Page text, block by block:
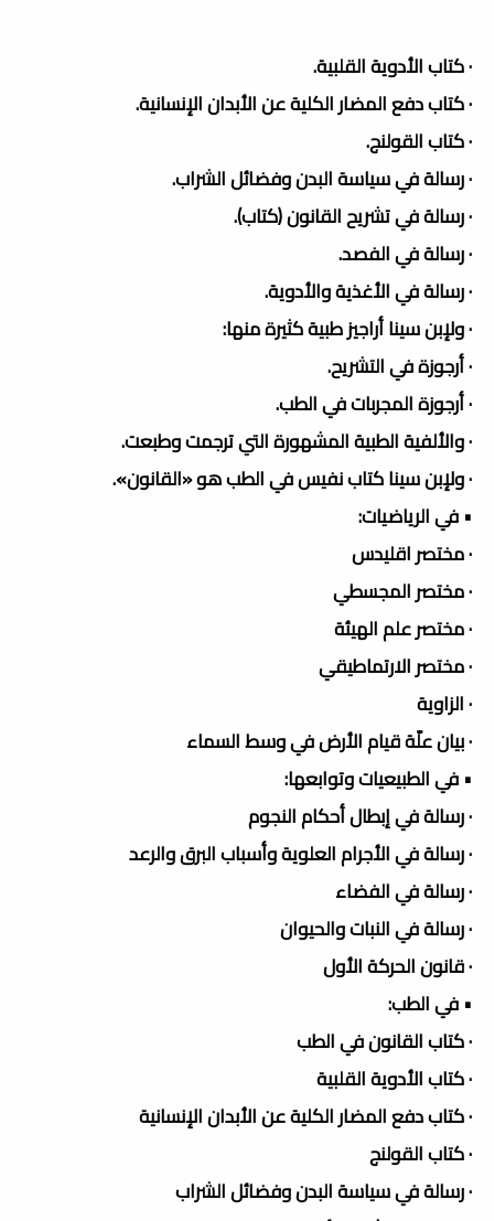
· كتاب الأدوية القلبية.
· كتاب دفع المضار الكلية عن الأبدان الإنسانية.
· كتاب القولنج.
· رسالة في سياسة البدن وفضائل الشراب.
· رسالة في تشريح القانون (كتاب).
· رسالة في الفصد.
· رسالة في الأغذية والأدوية.
· ولإبن سينا أراجيز طبية كثيرة منها:
· أرجوزة في التشريح.
· أرجوزة المجربات في الطب.
· والألفية الطبية المشهورة التي ترجمت وطبعت.
· ولإبن سينا كتاب نفيس في الطب هو «القانون».
• في الرياضيات:
· مختصر اقليدس
· مختصر المجسطي
· مختصر علم الهيئة
· مختصر الارتماطيقي
· الزاوية
· بيان علّة قيام الأرض في وسط السماء
• في الطبيعيات وتوابعها:
· رسالة في إبطال أحكام النجوم
· رسالة في الأجرام العلوية وأسباب البرق والرعد
· رسالة في الفضاء
· رسالة في النبات والحيوان
· قانون الحركة الأول
• في الطب:
· كتاب القانون في الطب
· كتاب الأدوية القلبية
· كتاب دفع المضار الكلية عن الأبدان الإنسانية
· كتاب القولنج
· رسالة في سياسة البدن وفضائل الشراب